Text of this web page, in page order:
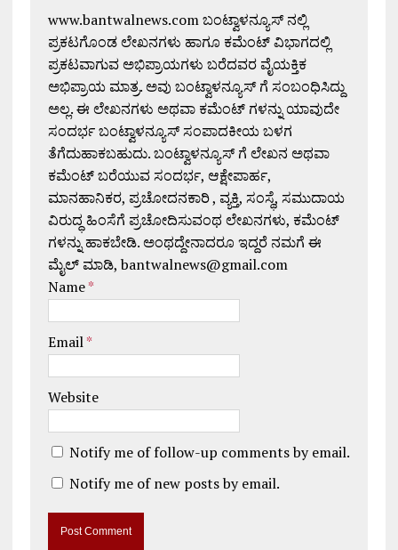
www.bantwalnews.com ಬಂಟ್ವಾಳನ್ಯೂಸ್ ನಲ್ಲಿ
ಪ್ರಕಟಗೊಂಡ ಲೇಖನಗಳು ಹಾಗೂ ಕಮೆಂಟ್ ವಿಭಾಗದಲ್ಲಿ
ಪ್ರಕಟವಾಗುವ ಅಭಿಪ್ರಾಯಗಳು ಬರೆದವರ ವೈಯಕ್ತಿಕ
ಅಭಿಪ್ರಾಯ ಮಾತ್ರ. ಅವು ಬಂಟ್ವಾಳನ್ಯೂಸ್ ಗೆ ಸಂಬಂಧಿಸಿದ್ದು
ಅಲ್ಲ. ಈ ಲೇಖನಗಳು ಅಥವಾ ಕಮೆಂಟ್ ಗಳನ್ನು ಯಾವುದೇ
ಸಂದರ್ಭ ಬಂಟ್ವಾಳನ್ಯೂಸ್ ಸಂಪಾದಕೀಯ ಬಳಗ
ತೆಗೆದುಹಾಕಬಹುದು. ಬಂಟ್ವಾಳನ್ಯೂಸ್ ಗೆ ಲೇಖನ ಅಥವಾ
ಕಮೆಂಟ್ ಬರೆಯುವ ಸಂದರ್ಭ, ಆಕ್ಷೇಪಾರ್ಹ,
ಮಾನಹಾನಿಕರ, ಪ್ರಚೋದನಕಾರಿ , ವ್ಯಕ್ತಿ, ಸಂಸ್ಥೆ, ಸಮುದಾಯ
ವಿರುದ್ಧ ಹಿಂಸೆಗೆ ಪ್ರಚೋದಿಸುವಂಥ ಲೇಖನಗಳು, ಕಮೆಂಟ್
ಗಳನ್ನು ಹಾಕಬೇಡಿ. ಅಂಥದ್ದೇನಾದರೂ ಇದ್ದರೆ ನಮಗೆ ಈ
ಮೈಲ್ ಮಾಡಿ, bantwalnews@gmail.com
Name*
Email*
Website
Notify me of follow-up comments by email.
Notify me of new posts by email.